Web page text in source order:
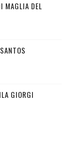
MAGLIA DEL
GIORGI